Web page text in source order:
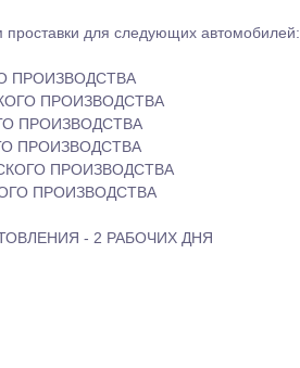
проставки для следующих автомобилей:
ПРОИЗВОДСТВА
ПРОИЗВОДСТВА
ПРОИЗВОДСТВА
ПРОИЗВОДСТВА
ПРОИЗВОДСТВА
ПРОИЗВОДСТВА
- 2 РАБОЧИХ ДНЯ